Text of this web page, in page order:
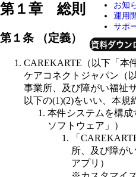
お知
運用
サポ
資料ダウン
第１章 総則
第１条 （定義）
CAREKARTE（以下「本
ケアコネクトジャパン（
事業所、及び障がい福祉
以下の(1)(2)をいい、本規
本件システムを構
ソフトウェア」）
「
所、及び障が
アプリ）